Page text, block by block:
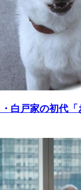
白戸家の初代「